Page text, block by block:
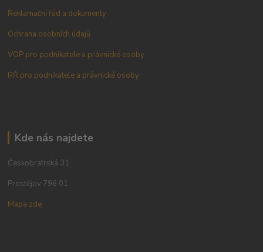
Reklamační řád a dokumenty
Ochrana osobních údajů
VOP pro podnikatele a právnické osoby
RŘ pro podnikatele a právnické osoby
Kde nás najdete
Českobratrská 31
Prostějov 796 01
Mapa zde